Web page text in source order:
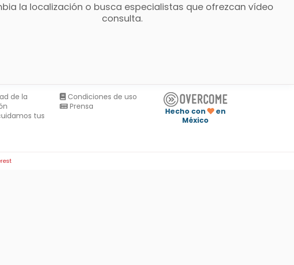
la localización o busca especialistas que ofrezcan vídeo
consulta.
de la
tus
Condiciones de uso
Prensa
Hecho con
en
México